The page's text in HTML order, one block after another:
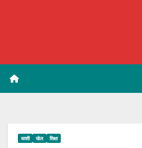
काशी खेल शिक्षा